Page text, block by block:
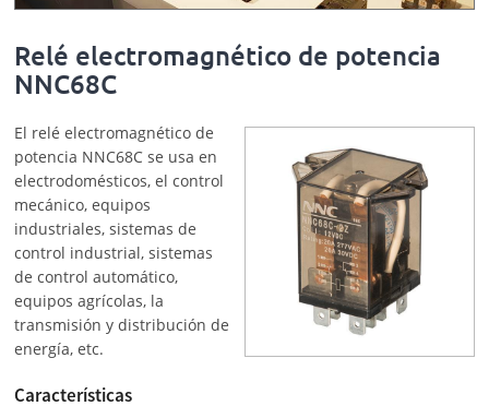
Relé electromagnético de potencia
NNC68C
El relé electromagnético de
potencia NNC68C se usa en
electrodomésticos, el control
mecánico, equipos
industriales, sistemas de
control industrial, sistemas
de control automático,
equipos agrícolas, la
transmisión y distribución de
energía, etc.
Características